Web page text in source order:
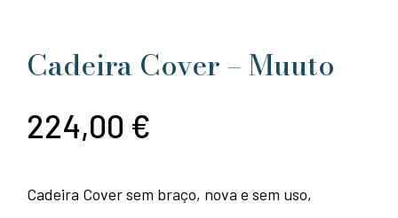
Cadeira Cover – Muuto
224,00 €
Cadeira Cover sem braço, nova e sem uso,